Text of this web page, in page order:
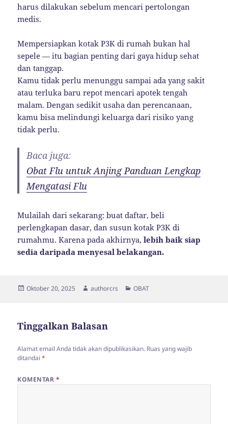
harus dilakukan sebelum mencari pertolongan
medis.
Mempersiapkan kotak P3K di rumah bukan hal
sepele — itu bagian penting dari gaya hidup sehat
dan tanggap.
Kamu tidak perlu menunggu sampai ada yang sakit
atau terluka baru repot mencari apotek tengah
malam. Dengan sedikit usaha dan perencanaan,
kamu bisa melindungi keluarga dari risiko yang
tidak perlu.
Baca juga:
Obat Flu untuk Anjing Panduan Lengkap
Mengatasi Flu
Mulailah dari sekarang: buat daftar, beli
perlengkapan dasar, dan susun kotak P3K di
rumahmu. Karena pada akhirnya,lebih baik siap
sedia daripada menyesal belakangan.
Diposkan
Oktober 20, 2025 Penulis
authorcrs Kategori
OBAT
Tinggalkan Balasan
Alamat email Anda tidak akan dipublikasikan. Ruas yang wajib
ditandai*
KOMENTAR *